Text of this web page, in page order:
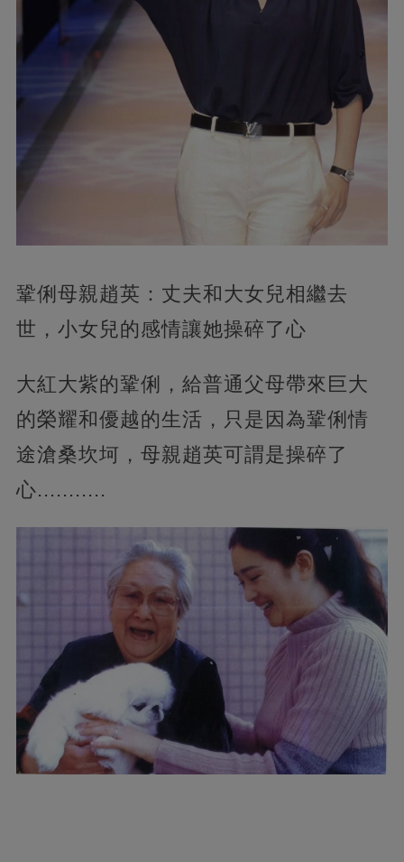
鞏俐母親趙英：丈夫和大女兒相繼去
世，小女兒的感情讓她操碎了心
大紅大紫的鞏俐，給普通父母帶來巨大
的榮耀和優越的生活，只是因為鞏俐情
途滄桑坎坷，母親趙英可謂是操碎了
心...........